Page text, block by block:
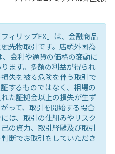
ィリップFX」は、金融商品
先物取引です。店頭外国為
金利や通貨の価格の変動に
ます。多額の利益が得られ
失を被る危険を伴う取引で
するものではなく、相場の
た証拠金以上の損失が生ず
って、取引を開始する場合
は、取引の仕組みやリスク
の資力、取引経験及び取引
断でお取引をしていただき